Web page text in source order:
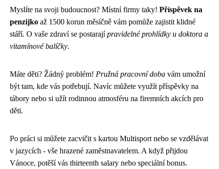
Myslíte na svoji budoucnost? Místní firmy taky! Příspěvek na
penzijko až 1500 korun měsíčně vám pomůže zajistit klidné
stáří. O vaše zdraví se postarajípravidelné prohlídky u doktora a
vitamínové balíčky.
Máte děti? Žádný problém! Pružná pracovní doba vám umožní
být tam, kde vás potřebují. Navíc můžete využít příspěvky na
tábory nebo si užít rodinnou atmosféru na firemních akcích pro
děti.
Po práci si můžete zacvičit s kartou Multisport nebo se vzdělávat
v jazycích - vše hrazené zaměstnavatelem. A když přijdou
Vánoce, potěší vás thirteenth salary nebo speciální bonus.